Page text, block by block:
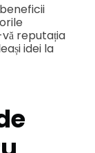
reputația
idei la